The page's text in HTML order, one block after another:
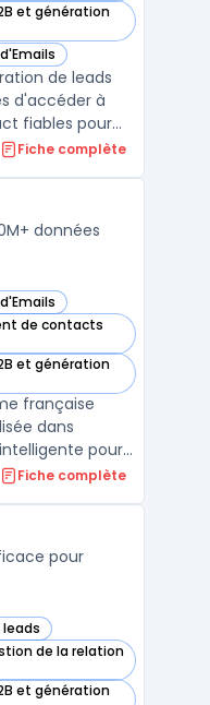
et génération
de leads
d'accéder à
fiables pour
prospection.
...
Fiche complète
données
de contacts
et génération
française
dans
pour
50M+
performant. L ...
Fiche complète
pour
de la relation
et génération